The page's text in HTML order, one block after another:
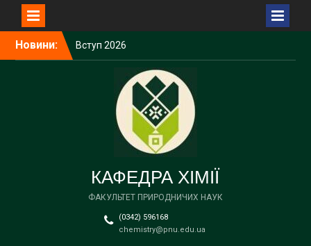
Новини:
Вступ 2026
Вступ 2026
Вступ 2026
Вступ 2026
КАФЕДРА ХІМІЇ
ФАКУЛЬТЕТ ПРИРОДНИЧИХ НАУК
(0342) 596168
chemistry@pnu.edu.ua